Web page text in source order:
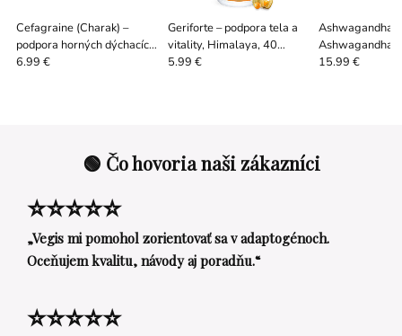
Cefagraine (Charak) –
podpora horných dýchacích
ciest a komfortu hlavy, 100
6.99 €
Geriforte – podpora tela a
vitality, Himalaya, 40
tabliet
5.99 €
Ashwagandha
60 tabliet
15.99 €
🟢 Čo hovoria naši zákazníci
⭐⭐⭐⭐⭐
„Vegis mi pomohol zorientovať sa v adaptogénoch.
Oceňujem kvalitu, návody aj poradňu.“
⭐⭐⭐⭐⭐